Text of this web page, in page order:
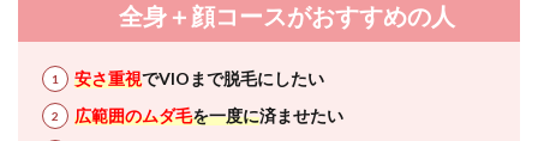
全身＋顔コースがおすすめの人
安さ重視でVIOまで脱毛にしたい
広範囲のムダ毛を一度に済ませたい